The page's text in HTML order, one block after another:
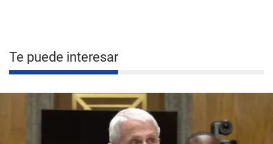
Te puede interesar